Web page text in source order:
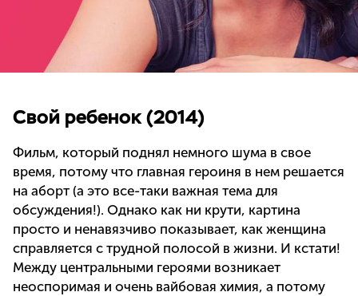
Свой ребенок (2014)
Фильм, который поднял немного шума в свое
время, потому что главная героиня в нем решается
на аборт (а это все-таки важная тема для
обсуждения!). Однако как ни крути, картина
просто и ненавязчиво показывает, как женщина
справляется с трудной полосой в жизни. И кстати!
Между центральными героями возникает
неоспоримая и очень вайбовая химия, а потому